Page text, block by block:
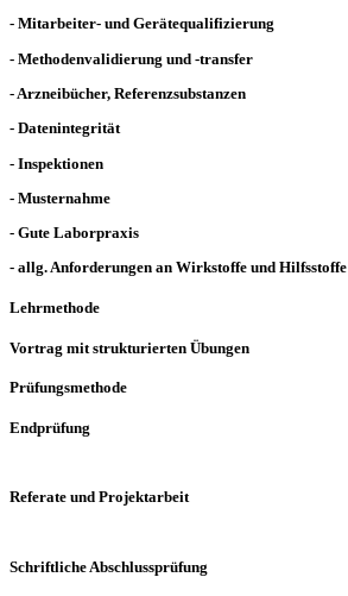
- Mitarbeiter- und Gerätequalifizierung
- Methodenvalidierung und -transfer
- Arzneibücher, Referenzsubstanzen
- Datenintegrität
- Inspektionen
- Musternahme
- Gute Laborpraxis
- allg. Anforderungen an Wirkstoffe und Hilfsstoffe
Lehrmethode
Vortrag mit strukturierten Übungen
Prüfungsmethode
Endprüfung
Referate und Projektarbeit
Schriftliche Abschlussprüfung